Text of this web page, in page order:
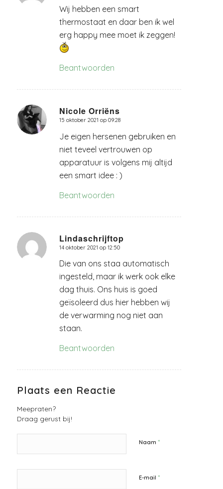
Wij hebben een smart
thermostaat en daar ben ik wel
erg happy mee moet ik zeggen!
Beantwoorden
Nicole Orriëns
zegt:
15 oktober 2021 op 09:28
Je eigen hersenen gebruiken en
niet teveel vertrouwen op
apparatuur is volgens mij altijd
een smart idee : )
Beantwoorden
Lindaschrijftop
zegt:
14 oktober 2021 op 12:50
Die van ons staa automatisch
ingesteld, maar ik werk ook elke
dag thuis. Ons huis is goed
geïsoleerd dus hier hebben wij
de verwarming nog niet aan
staan.
Beantwoorden
Plaats een Reactie
Meepraten?
Draag gerust bij!
Naam *
E-mail *